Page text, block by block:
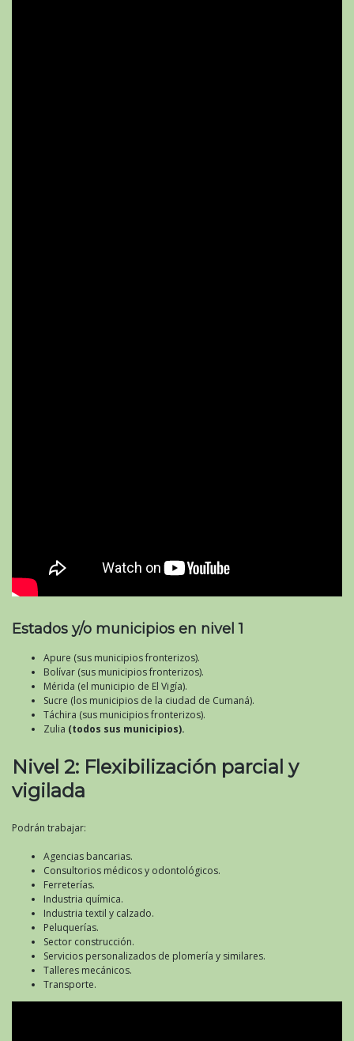
Estados y/o municipios en nivel 1
Apure (sus municipios fronterizos).
Bolívar (sus municipios fronterizos).
Mérida (el municipio de El Vigía).
Sucre (los municipios de la ciudad de Cumaná).
Táchira (sus municipios fronterizos).
Zulia (todos sus municipios).
Nivel 2: Flexibilización parcial y
vigilada
Podrán trabajar:
Agencias bancarias.
Consultorios médicos y odontológicos.
Ferreterías.
Industria química.
Industria textil y calzado.
Peluquerías.
Sector construcción.
Servicios personalizados de plomería y similares.
Talleres mecánicos.
Transporte.